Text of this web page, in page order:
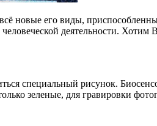
новые его виды,
деятельности. Хотим
специальный рисунок.
зеленые, для гравировки